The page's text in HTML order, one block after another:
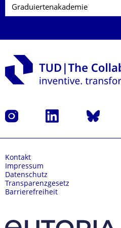
Instagram LinkedIn Bluesky
Kontakt
Impressum
Datenschutz
Transparenzgesetz
Barrierefreiheit